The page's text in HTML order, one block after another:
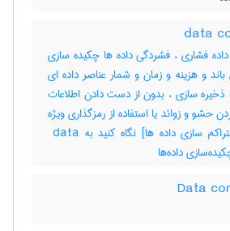
فشاری ، فشردگی داده ها چکیده سازی
و هزینه و زمان و شمار عناصر داده ای
ذخیره سازی ، بدون از دست دادن اطلاعات
حشو و زوائد یا استفاده از رمزگذاری ویژه
انجام می شود ، [متراکم سازی داده ها] نگاه کنید به ‎ data